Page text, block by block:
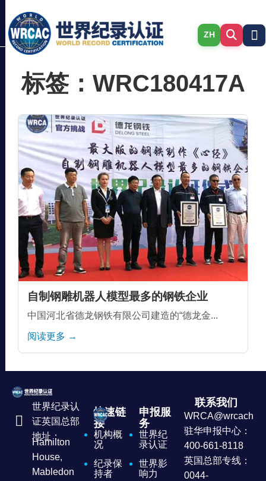
ZH
标签：WRC180417A
自制钢雕机器人模型最多的钢铁企业
中国河北省德龙钢铁有限公司建造的“德龙金...
阅读更多 →
世界纪录认
证英国总部
地址：
Hamilton
House,
Mabledon
快速链
接
机构概
况
纪录保
持者
申报服
务
世界纪
录认证
世界影
响力
联系我们
驻华申报中心：
400-661-8118
英国总部专线：
0044-